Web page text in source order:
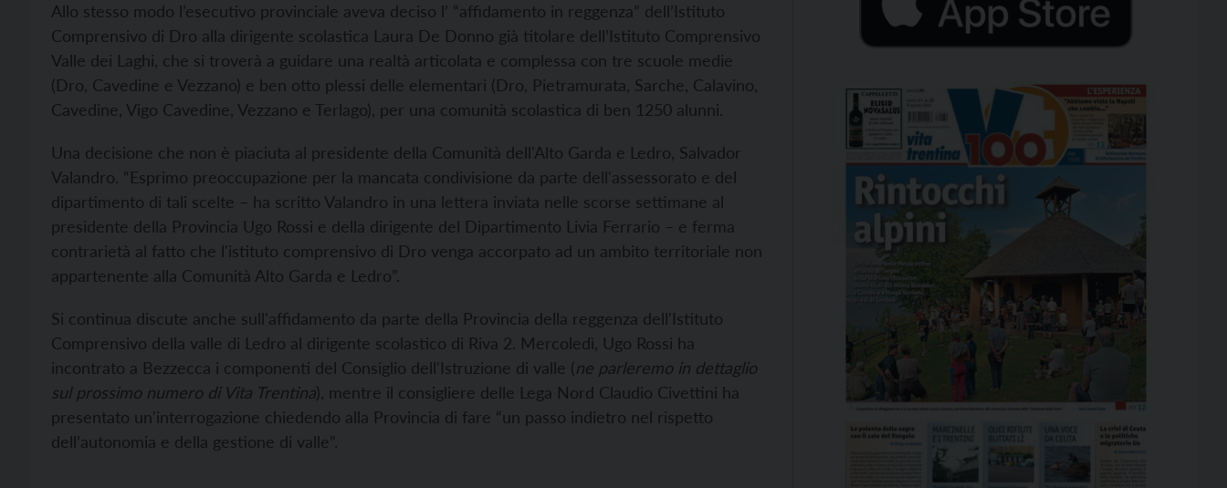
Allo stesso modo l’esecutivo provinciale aveva deciso l’ “affidamento in reggenza” dell’Istituto
Comprensivo di Dro alla dirigente scolastica Laura De Donno già titolare dell’Istituto Comprensivo
Valle dei Laghi, che si troverà a guidare una realtà articolata e complessa con tre scuole medie
(Dro, Cavedine e Vezzano) e ben otto plessi delle elementari (Dro, Pietramurata, Sarche, Calavino,
Cavedine, Vigo Cavedine, Vezzano e Terlago), per una comunità scolastica di ben 1250 alunni.
Una decisione che non è piaciuta al presidente della Comunità dell'Alto Garda e Ledro, Salvador
Valandro. “Esprimo preoccupazione per la mancata condivisione da parte dell'assessorato e del
dipartimento di tali scelte – ha scritto Valandro in una lettera inviata nelle scorse settimane al
presidente della Provincia Ugo Rossi e della dirigente del Dipartimento Livia Ferrario – e ferma
contrarietà al fatto che l'istituto comprensivo di Dro venga accorpato ad un ambito territoriale non
appartenente alla Comunità Alto Garda e Ledro”.
Si continua discute anche sull'affidamento da parte della Provincia della reggenza dell'Istituto
Comprensivo della valle di Ledro al dirigente scolastico di Riva 2. Mercoledì, Ugo Rossi ha
incontrato a Bezzecca i componenti del Consiglio dell'Istruzione di valle (ne parleremo in dettaglio
sul prossimo numero di Vita Trentina), mentre il consigliere delle Lega Nord Claudio Civettini ha
presentato un'interrogazione chiedendo alla Provincia di fare “un passo indietro nel rispetto
dell’autonomia e della gestione di valle”.